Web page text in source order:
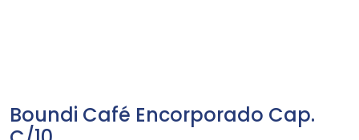
Boundi Café Encorporado Cap.